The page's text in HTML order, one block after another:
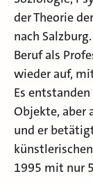
der Theorie
nach
Beruf als
wieder auf,
Es
Objekte, aber
und er
1995 mit nur